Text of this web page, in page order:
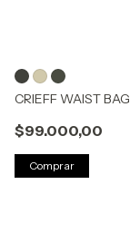
CRIEFF WAIST BAG
$99.000,00
Comprar